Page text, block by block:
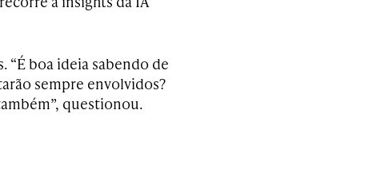
“É boa ideia sabendo de
sempre envolvidos?
questionou.